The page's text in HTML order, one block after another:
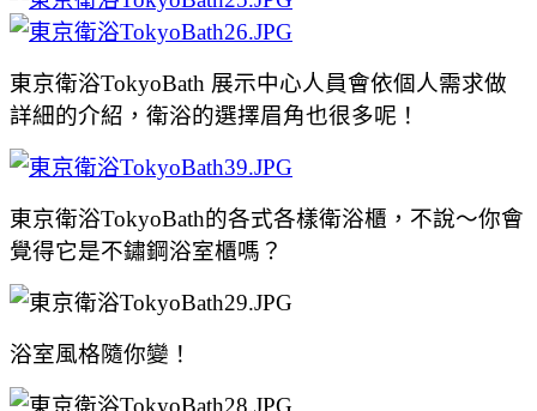
東京衛浴TokyoBath 展示中心人員會依個人需求做
詳細的介紹，衛浴的選擇眉角也很多呢！
東京衛浴TokyoBath的各式各樣衛浴櫃，不說～你會
覺得它是不鏽鋼浴室櫃嗎？
浴室風格隨你變！